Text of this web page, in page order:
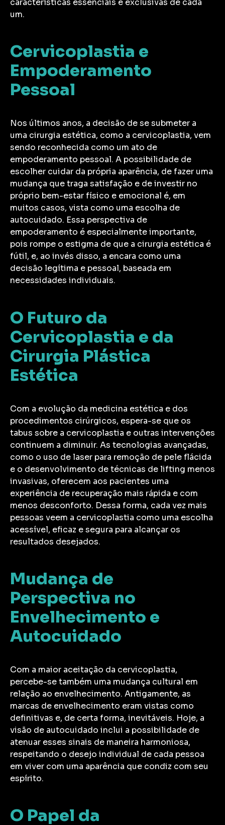
características essenciais e exclusivas de cada
um.
Cervicoplastia e
Empoderamento
Pessoal
Nos últimos anos, a decisão de se submeter a
uma cirurgia estética, como a cervicoplastia, vem
sendo reconhecida como um ato de
empoderamento pessoal. A possibilidade de
escolher cuidar da própria aparência, de fazer uma
mudança que traga satisfação e de investir no
próprio bem-estar físico e emocional é, em
muitos casos, vista como uma escolha de
autocuidado. Essa perspectiva de
empoderamento é especialmente importante,
pois rompe o estigma de que a cirurgia estética é
fútil, e, ao invés disso, a encara como uma
decisão legítima e pessoal, baseada em
necessidades individuais.
O Futuro da
Cervicoplastia e da
Cirurgia Plástica
Estética
Com a evolução da medicina estética e dos
procedimentos cirúrgicos, espera-se que os
tabus sobre a cervicoplastia e outras intervenções
continuem a diminuir. As tecnologias avançadas,
como o uso de laser para remoção de pele flácida
e o desenvolvimento de técnicas de lifting menos
invasivas, oferecem aos pacientes uma
experiência de recuperação mais rápida e com
menos desconforto. Dessa forma, cada vez mais
pessoas veem a cervicoplastia como uma escolha
acessível, eficaz e segura para alcançar os
resultados desejados.
Mudança de
Perspectiva no
Envelhecimento e
Autocuidado
Com a maior aceitação da cervicoplastia,
percebe-se também uma mudança cultural em
relação ao envelhecimento. Antigamente, as
marcas de envelhecimento eram vistas como
definitivas e, de certa forma, inevitáveis. Hoje, a
visão de autocuidado inclui a possibilidade de
atenuar esses sinais de maneira harmoniosa,
respeitando o desejo individual de cada pessoa
em viver com uma aparência que condiz com seu
espírito.
O Papel da